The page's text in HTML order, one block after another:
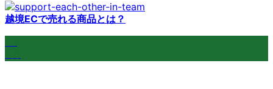
越境ECで売れる商品とは？